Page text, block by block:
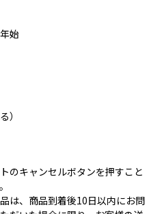
始
）
のキャンセルボタンを押すこと
は、商品到着後10日以内にお問